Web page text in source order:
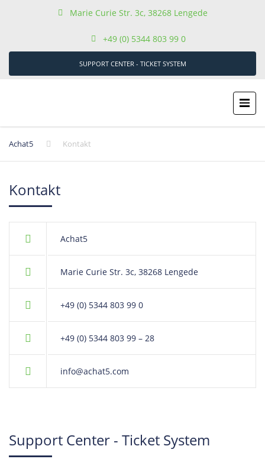
Marie Curie Str. 3c, 38268 Lengede
+49 (0) 5344 803 99 0
SUPPORT CENTER - TICKET SYSTEM
Achat5 Kontakt
Kontakt
Achat5
Marie Curie Str. 3c, 38268 Lengede
+49 (0) 5344 803 99 0
+49 (0) 5344 803 99 – 28
info@achat5.com
Support Center - Ticket System